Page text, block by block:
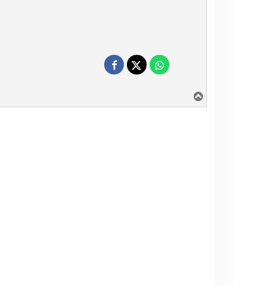
a